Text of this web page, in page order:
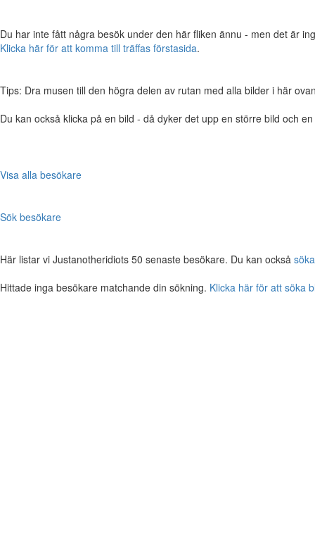
Du har inte fått några besök under den här fliken ännu - men det är
Klicka här för att komma till träffas förstasida.
Tips: Dra musen till den högra delen av rutan med alla bilder i här
Du kan också klicka på en bild - då dyker det upp en större bild och
Visa alla besökare
Sök besökare
Här listar vi Justanotheridiots 50 senaste besökare. Du kan också söka
Hittade inga besökare matchande din sökning. Klicka här för att söka